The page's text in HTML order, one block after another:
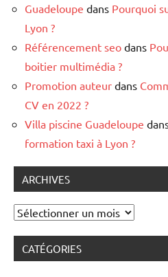
Guadeloupe dans Pourquoi
Lyon ?
Référencement seo dans
boitier multimédia ?
Promotion auteur dans
CV en 2022 ?
Villa piscine Guadeloupe
formation taxi à Lyon ?
ARCHIVES
Archives
CATÉGORIES